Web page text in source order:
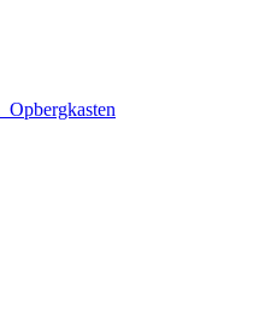
Opbergkasten